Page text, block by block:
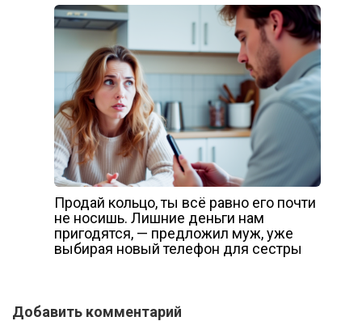
Продай кольцо, ты всё равно его почти
не носишь. Лишние деньги нам
пригодятся, — предложил муж, уже
выбирая новый телефон для сестры
Добавить комментарий